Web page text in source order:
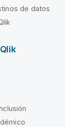
de datos